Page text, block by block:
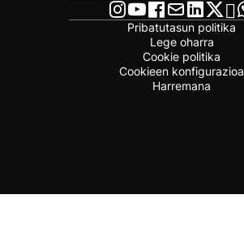
Pribatutasun politika
Lege oharra
Cookie politika
Cookieen konfigurazioa
Harremana